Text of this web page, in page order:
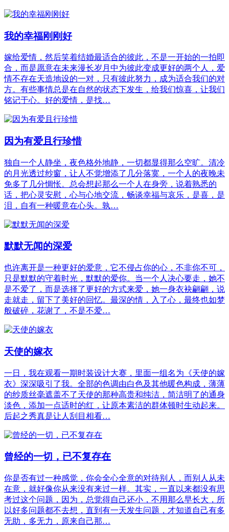
我的幸福刚刚好
嫁给爱情，然后笑着结婚最适合的彼此，不是一开始的一拍即
合，而是愿意在未来漫长岁月中为彼此变成更好的两个人，爱
情不存在天造地设的一对，只有彼此努力，成为适合我们的对
方。有些事情总是在自然的状态下发生，给我们惊喜，让我们
铭记于心。好的爱情，是找…
因为有爱且行珍惜
独自一个人静坐，夜色格外地静，一切都显得那么空旷。清冷
的月光透过纱窗，让人不觉增添了几分落寞，一个人的夜晚未
免多了几分惆怅。总会想起那么一个人在身旁，说着熟悉的
话，把心灵安慰，心与心地交流，畅谈幸福与哀乐，是喜，是
泪，自有一种暖意在心头。孰…
默默无闻的深爱
也许离开是一种更好的爱意，它不侵占你的心，不非你不可，
只是默默的守着时光，默默的爱你。当一个人决心要走，她不
是不爱了，而是选择了更好的方式来爱，她一身衣袂翩翩，说
走就走，留下了美好的回忆。最深的情，入了心，最终也如梦
般破碎，花谢了，不是不爱…
天使的嫁衣
一日，我在观看一期时装设计大赛，里面一组名为《天使的嫁
衣》深深吸引了我。全部的色调由白色及其他暖色构成，薄薄
的纱质丝毫遮盖不了天使的那种高贵和纯洁，简洁明了的通身
淡色，添加一点适时的红，让原本素洁的群体顿时生动起来。
后起之秀真是让人刮目相看…
曾经的一切，已不复存在
你是否有过一种感觉，你会全心全意的对待别人，而别人从未
在意，就好像你从来没有来过一样。其实，一直以来都没有思
考过这个问题，因为，总觉得自己还小，不用那么早长大，所
以好多问题都不去想，直到有一天发生问题，才知道自己有多
无助，多无力，原来自己那…